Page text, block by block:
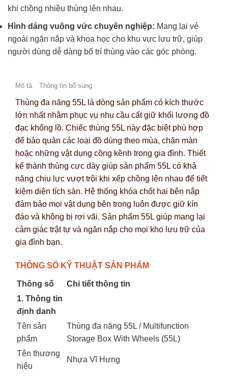
khi chồng nhiều thùng lên nhau.
Hình dáng vuông vức chuyên nghiệp: Mang lại vẻ
ngoài ngăn nắp và khoa học cho khu vực lưu trữ, giúp
người dùng dễ dàng bố trí thùng vào các góc phòng.
Mô tả Thông tin bổ sung
Thùng đa năng 55L là dòng sản phẩm có kích thước
lớn nhất nhằm phục vụ nhu cầu cất giữ khối lượng đồ
đạc khổng lồ. Chiếc thùng 55L này đặc biệt phù hợp
để bảo quản các loại đồ dùng theo mùa, chăn màn
hoặc những vật dụng cồng kềnh trong gia đình. Thiết
kế thành thùng cực dày giúp sản phẩm 55L có khả
năng chịu lực vượt trội khi xếp chồng lên nhau để tiết
kiệm diện tích sàn. Hệ thống khóa chốt hai bên nắp
đảm bảo mọi vật dụng bên trong luôn được giữ kín
đáo và không bị rơi vãi. Sản phẩm 55L giúp mang lại
cảm giác trật tự và ngăn nắp cho mọi kho lưu trữ của
gia đình bạn.
THÔNG SỐ KỸ THUẬT SẢN PHẨM
Thông số
Chi tiết thông tin
1. Thông tin
định danh
Tên sản
phẩm
Thùng đa năng 55L / Multifunction
Storage Box With Wheels (55L)
Tên thương
hiệu
Nhựa Vĩ Hưng